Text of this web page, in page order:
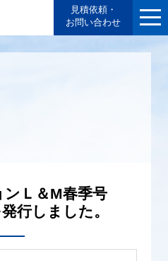
見積依頼・
お問い合わせ
Ｌ＆M春季号
行しました。